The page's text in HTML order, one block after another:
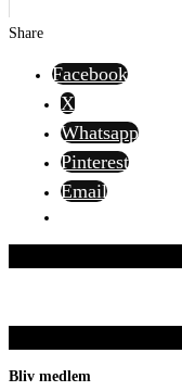
Share
Facebook
X
Whatsapp
Pinterest
Email
Bliv medlem